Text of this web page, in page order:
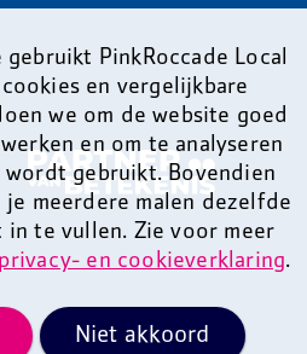
PinkRoccade Local
en vergelijkbare
we om de website goed
en om te analyseren
wordt gebruikt. Bovendien
meerdere malen dezelfde
in te vullen. Zie voor meer
privacy- en cookieverklaring.
Niet akkoord